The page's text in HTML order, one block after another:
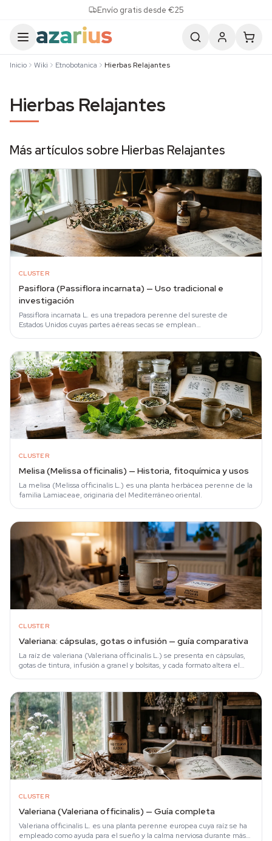
Envío gratis desde €25
Inicio Wiki Etnobotanica Hierbas Relajantes
Hierbas Relajantes
Más artículos sobre Hierbas Relajantes
CLUSTER
Pasiflora (Passiflora incarnata) — Uso tradicional e
investigación
Passiflora incarnata L. es una trepadora perenne del sureste de
Estados Unidos cuyas partes aéreas secas se emplean
CLUSTER
Melisa (Melissa officinalis) — Historia, fitoquímica y usos
La melisa (Melissa officinalis L.) es una planta herbácea perenne de la
familia Lamiaceae, originaria del Mediterráneo oriental.
CLUSTER
Valeriana: cápsulas, gotas o infusión — guía comparativa
La raíz de valeriana (Valeriana officinalis L.) se presenta en cápsulas,
gotas de tintura, infusión a granel y bolsitas, y cada formato altera el
CLUSTER
Valeriana (Valeriana officinalis) — Guía completa
Valeriana officinalis L. es una planta perenne europea cuya raíz se ha
empleado como ayuda para el sueño y la calma nerviosa durante más